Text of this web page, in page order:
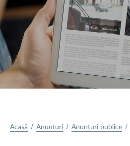
Acasă Anunțuri Anunțuri publice